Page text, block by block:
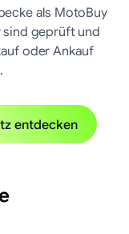
als MotoBuy
sind geprüft und
oder Ankauf
entdecken